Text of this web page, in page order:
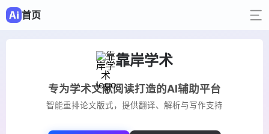
首页
靠岸学术
专为学术文献阅读打造的AI辅助平台
智能重排论文版式，提供翻译、解析与写作支持